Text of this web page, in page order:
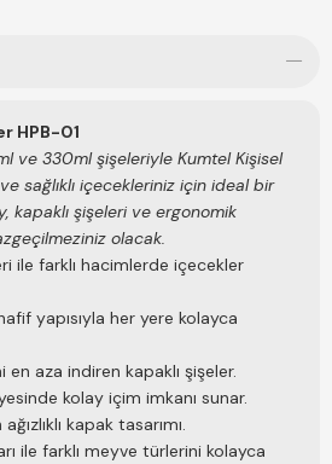
daha kaliteli olabilirdi sadece ama
HPB-01
ve 330ml şişeleriyle Kumtel Kişisel
sağlıklı içecekleriniz için ideal bir
kapaklı şişeleri ve ergonomik
olacak.
ile farklı hacimlerde içecekler
yapısıyla her yere kolayca
en aza indiren kapaklı şişeler.
kolay içim imkanı sunar.
kapak tasarımı.
ile farklı meyve türlerini kolayca